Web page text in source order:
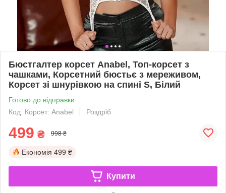
Бюстгалтер корсет Anabel, Топ-корсет з
чашками, Корсетний бюстьє з мереживом,
Корсет зі шнурівкою на спині S, Білий
Готово до відправки
Код: Корсет: Anabel
Роздріб
499 ₴ 998 ₴
Економія 499 ₴
Купити